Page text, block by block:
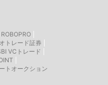
トレード証券
VCトレード
トオークション